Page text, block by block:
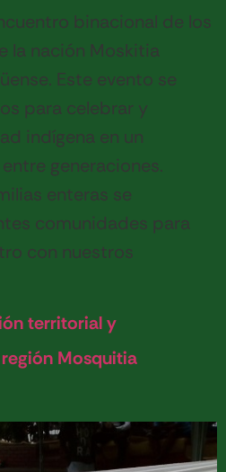
binacional de los
la nación Moskitia
Este evento se
para celebrar y
indígena en un
generaciones.
enteras se
comunidades para
con nuestros
territorial y
Mosquitia